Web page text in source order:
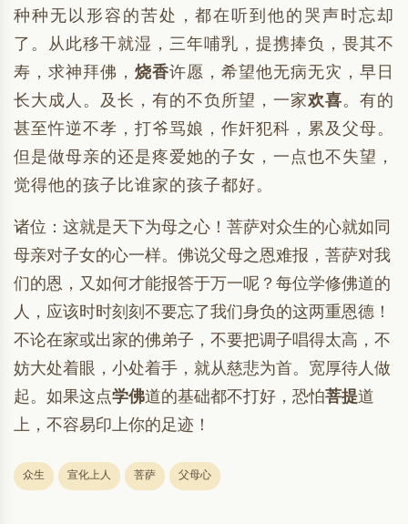
种种无以形容的苦处，都在听到他的哭声时忘却
了。从此移干就湿，三年哺乳，提携捧负，畏其不
寿，求神拜佛， 烧香许愿，希望他无病无灾，早日
长大成人。及长，有的不负所望，一家欢喜。有的
甚至忤逆不孝，打爷骂娘，作奸犯科，累及父母。
但是做母亲的还是疼爱她的子女，一点也不失望，
觉得他的孩子比谁家的孩子都好。
诸位：这就是天下为母之心！菩萨对众生的心就如同
母亲对子女的心一样。佛说父母之恩难报，菩萨对我
们的恩，又如何才能报答于万一呢？每位学修佛道的
人，应该时时刻刻不要忘了我们身负的这两重恩德！
不论在家或出家的佛弟子，不要把调子唱得太高，不
妨大处着眼，小处着手，就从慈悲为首。宽厚待人做
起。如果这点学佛道的基础都不打好，恐怕菩提道
上，不容易印上你的足迹！
众生 宣化上人 菩萨 父母心